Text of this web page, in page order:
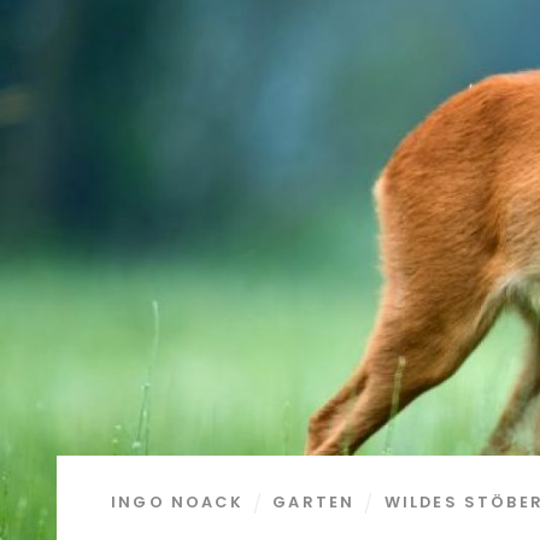
INGO NOACK GARTEN WILDES